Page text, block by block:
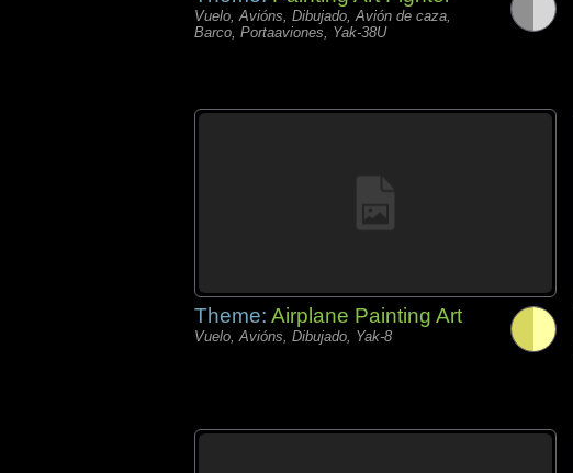
Vuelo, Avións, Dibujado, Avión de caza,
Barco, Portaaviones, Yak-38U
Theme: Airplane Painting Art
Vuelo, Avións, Dibujado, Yak-8